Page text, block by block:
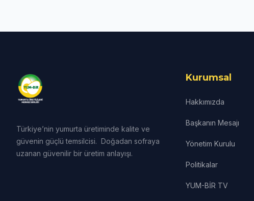
Türkiye’nin yumurta üretiminde kalite ve
güvenin güçlü temsilcisi. Doğadan sofraya
uzanan güvenilir bir üretim anlayışı.
Kurumsal
Hakkımızda
Başkanın Mesajı
Yönetim Kurulu
Politikalar
YUM-BİR TV